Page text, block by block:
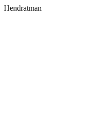
Hendratman